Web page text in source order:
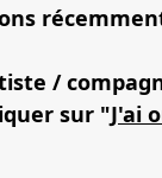
/
sur "J'ai